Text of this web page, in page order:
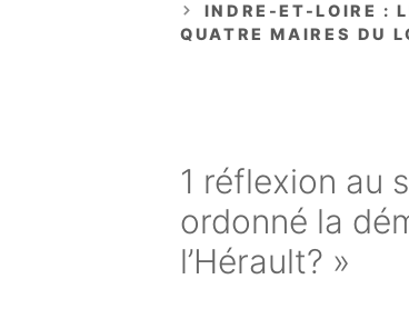
INDRE-ET-LOIRE :
QUATRE MAIRES DU
1 réflexion au
ordonné la
l’Hérault? »